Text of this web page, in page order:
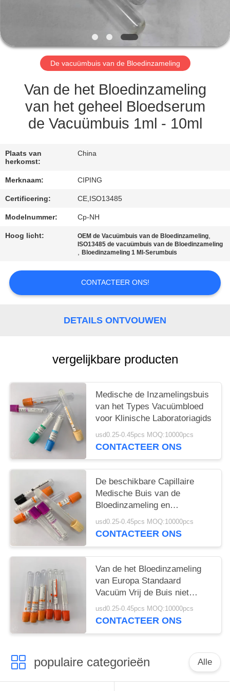
VERZOEK
EEN
CITAAT
PRIVACY
POLICY
De vacuümbuis van de Bloedinzameling
Van de het Bloedinzameling
van het geheel Bloedserum
de Vacuümbuis 1ml - 10ml
Plaats van
herkomst:
China
Merknaam: CIPING
Certificering: CE,ISO13485
Modelnummer: Cp-NH
Hoog licht: OEM de Vacuümbuis van de Bloedinzameling,
ISO13485 de vacuümbuis van de Bloedinzameling
,Bloedinzameling 1 Ml-Serumbuis
CONTACTEER ONS!
DETAILS ONTVOUWEN
vergelijkbare producten
Medische de Inzamelingsbuis
van het Types Vacuümbloed
voor Klinische Laboratoriagids
usd0.25-0.45pcs MOQ:10000pcs
CONTACTEER ONS
De beschikbare Capillaire
Medische Buis van de
Bloedinzameling en
Laboratoriumgebruik
usd0.25-0.45pcs MOQ:10000pcs
CONTACTEER ONS
Van de het Bloedinzameling
van Europa Standaard
Vacuüm Vrij de Buis niet
Giftige Pyrogen
usd0.25-0.45pcs MOQ:10000pcs
CONTACTEER ONS
populaire categorieën Alle